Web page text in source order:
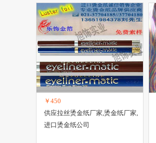
￥450
供应拉丝烫金纸厂家,烫金纸厂家,
进口烫金纸公司